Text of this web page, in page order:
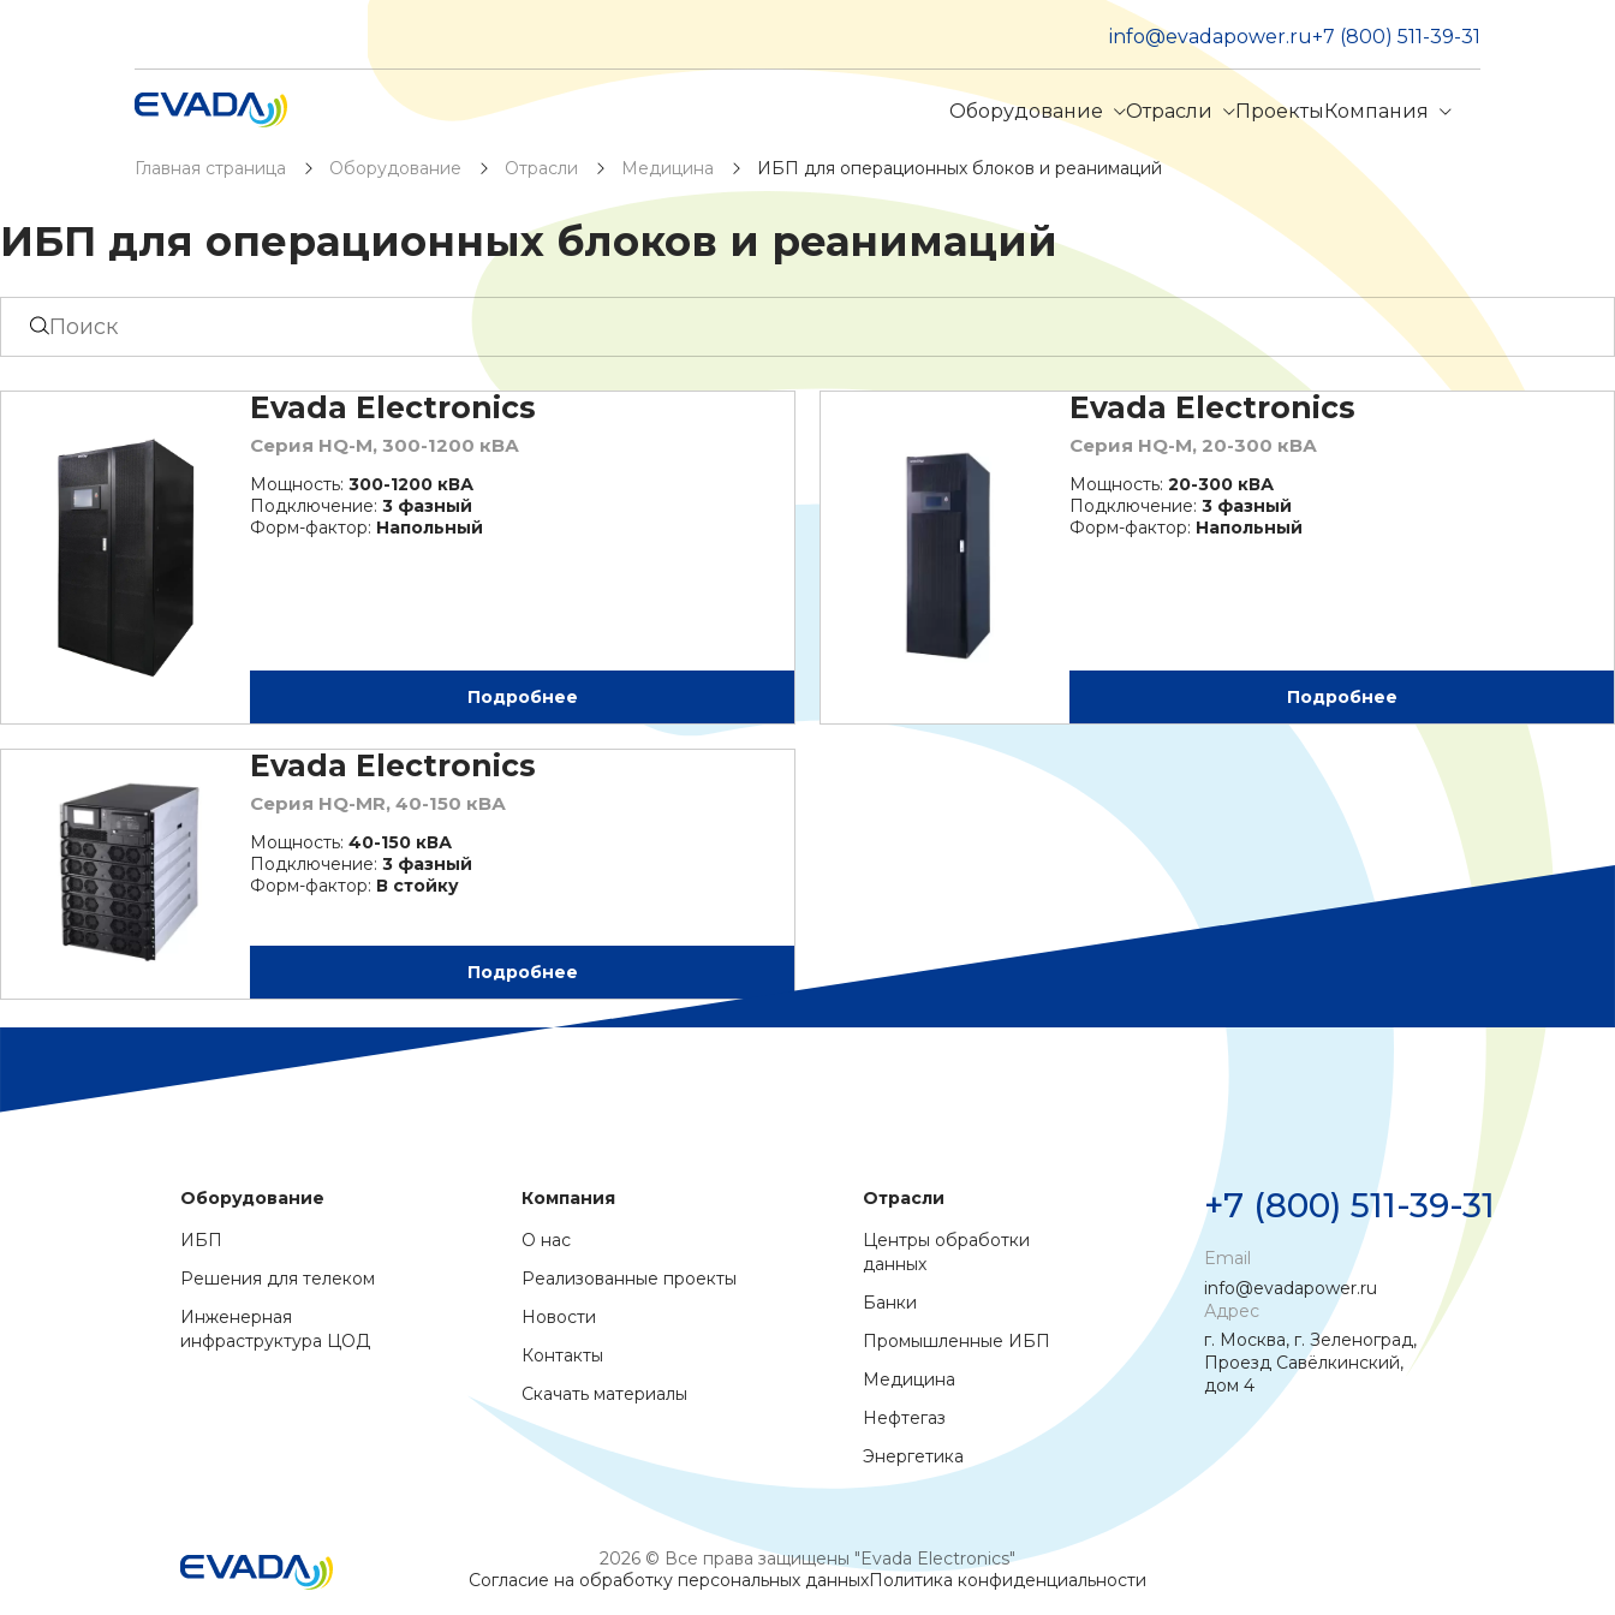
info@evadapower.ru+7 (800) 511-39-31
Оборудование Отрасли ПроектыКомпания
Главная страница Оборудование Отрасли Медицина ИБП для операционных блоков и реанимаций
ИБП для операционных блоков и реанимаций
Evada Electronics
Серия HQ-M, 300-1200 кВА
Мощность: 300-1200 кВА
Подключение: 3 фазный
Форм-фактор: Напольный
Подробнее
Evada Electronics
Серия HQ-M, 20-300 кВА
Мощность: 20-300 кВА
Подключение: 3 фазный
Форм-фактор: Напольный
Подробнее
Evada Electronics
Серия HQ-MR, 40-150 кВА
Мощность: 40-150 кВА
Подключение: 3 фазный
Форм-фактор: В стойку
Подробнее
Оборудование
ИБП
Решения для телеком
Инженерная
инфраструктура ЦОД
Компания
О нас
Реализованные проекты
Новости
Контакты
Скачать материалы
Отрасли
Центры обработки
данных
Банки
Промышленные ИБП
Медицина
Нефтегаз
Энергетика
+7 (800) 511-39-31
Email
info@evadapower.ru
Адрес
г. Москва, г. Зеленоград,
Проезд Савёлкинский,
дом 4
2026 © Все права защищены "Evada Electronics"
Согласие на обработку персональных данныхПолитика конфиденциальности